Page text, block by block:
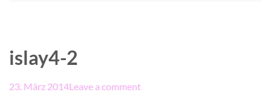
islay4-2
23. März 2014Leave a comment